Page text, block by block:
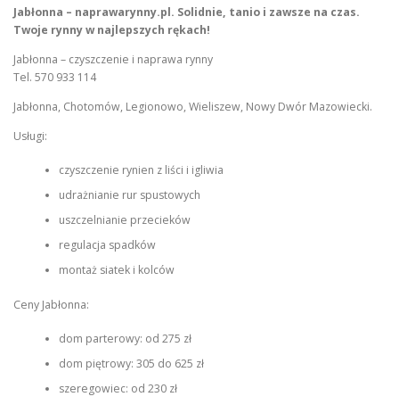
Jabłonna – naprawarynny.pl. Solidnie, tanio i zawsze na czas.
Twoje rynny w najlepszych rękach!
Jabłonna – czyszczenie i naprawa rynny
Tel. 570 933 114
Jabłonna, Chotomów, Legionowo, Wieliszew, Nowy Dwór Mazowiecki.
Usługi:
czyszczenie rynien z liści i igliwia
udrażnianie rur spustowych
uszczelnianie przecieków
regulacja spadków
montaż siatek i kolców
Ceny Jabłonna:
dom parterowy: od 275 zł
dom piętrowy: 305 do 625 zł
szeregowiec: od 230 zł